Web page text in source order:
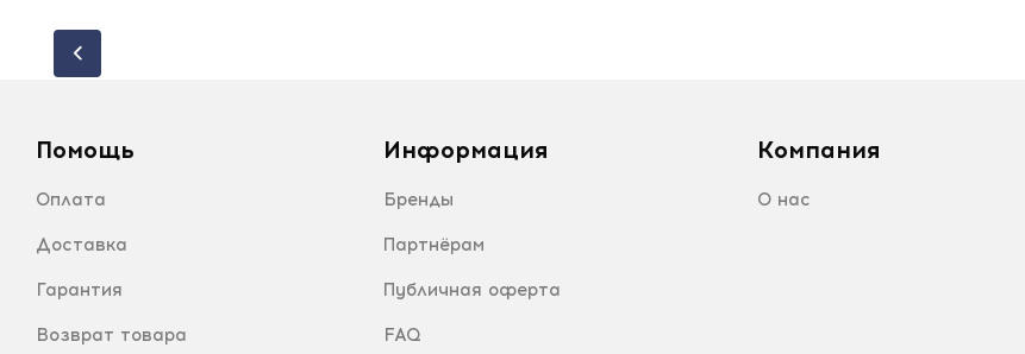
Помощь
Оплата
Доставка
Гарантия
Возврат товара
Информация
Бренды
Партнёрам
Публичная оферта
FAQ
Компания
О нас